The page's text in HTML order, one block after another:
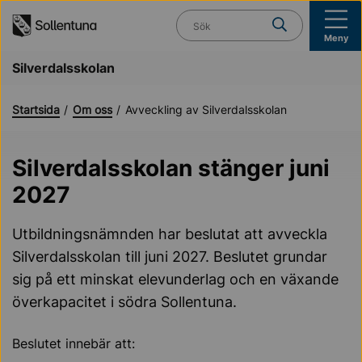
Vad söker du?
Meny
Silverdalsskolan
Startsida Om oss Avveckling av Silverdalsskolan
Silverdalsskolan stänger juni
2027
Utbildningsnämnden har beslutat att avveckla
Silverdalsskolan till juni 2027. Beslutet grundar
sig på ett minskat elevunderlag och en växande
överkapacitet i södra Sollentuna.
Beslutet innebär att: